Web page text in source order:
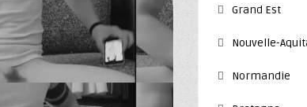
Grand Est
Nouvelle-
Normandie